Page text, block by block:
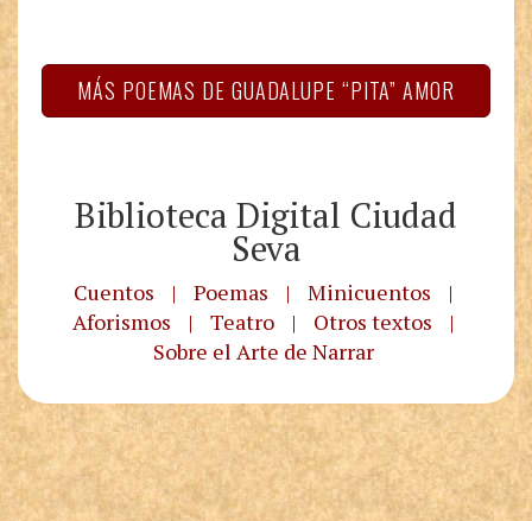
MÁS POEMAS DE GUADALUPE “PITA” AMOR
Biblioteca Digital Ciudad
Seva
Cuentos | Poemas | Minicuentos
|
Aforismos
| Teatro | Otros textos
|
Sobre el Arte de Narrar